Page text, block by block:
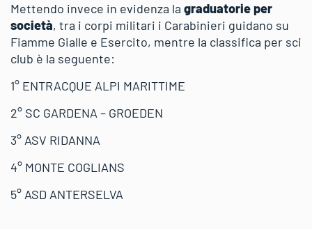
Mettendo invece in evidenza la graduatorie per
società, tra i corpi militari i Carabinieri guidano su
Fiamme Gialle e Esercito, mentre la classifica per sci
club è la seguente:
1° ENTRACQUE ALPI MARITTIME
2° SC GARDENA – GROEDEN
3° ASV RIDANNA
4° MONTE COGLIANS
5° ASD ANTERSELVA